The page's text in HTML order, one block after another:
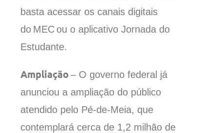
basta acessar os canais digitais
do MEC ou o aplicativo Jornada do
Estudante.
Ampliação– O governofederal já
anunciou a ampliação do público
atendido pelo Pé-de-Meia, que
contemplará cerca de 1,2 milhão de